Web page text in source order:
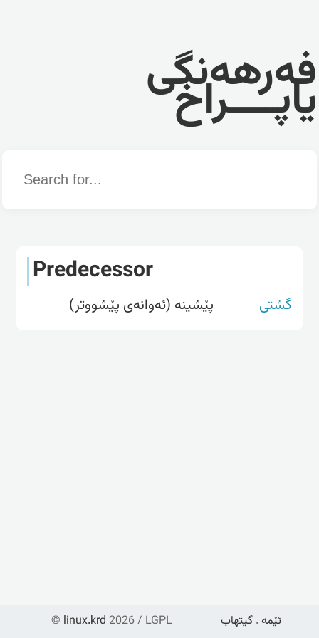
فەرهەنگی
یاپــــراخ
Word
Predecessor
گشتی پێشینە (ئەوانەی پێشووتر)
© linux.krd 2026 / LGPL ئێمە . گیتهاب